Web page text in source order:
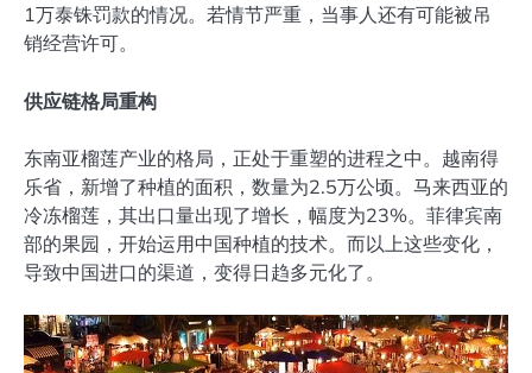
1万泰铢罚款的情况。若情节严重，当事人还有可能被吊
销经营许可。
供应链格局重构
东南亚榴莲产业的格局，正处于重塑的进程之中。越南得
乐省，新增了种植的面积，数量为2.5万公顷。马来西亚的
冷冻榴莲，其出口量出现了增长，幅度为23%。菲律宾南
部的果园，开始运用中国种植的技术。而以上这些变化，
导致中国进口的渠道，变得日趋多元化了。